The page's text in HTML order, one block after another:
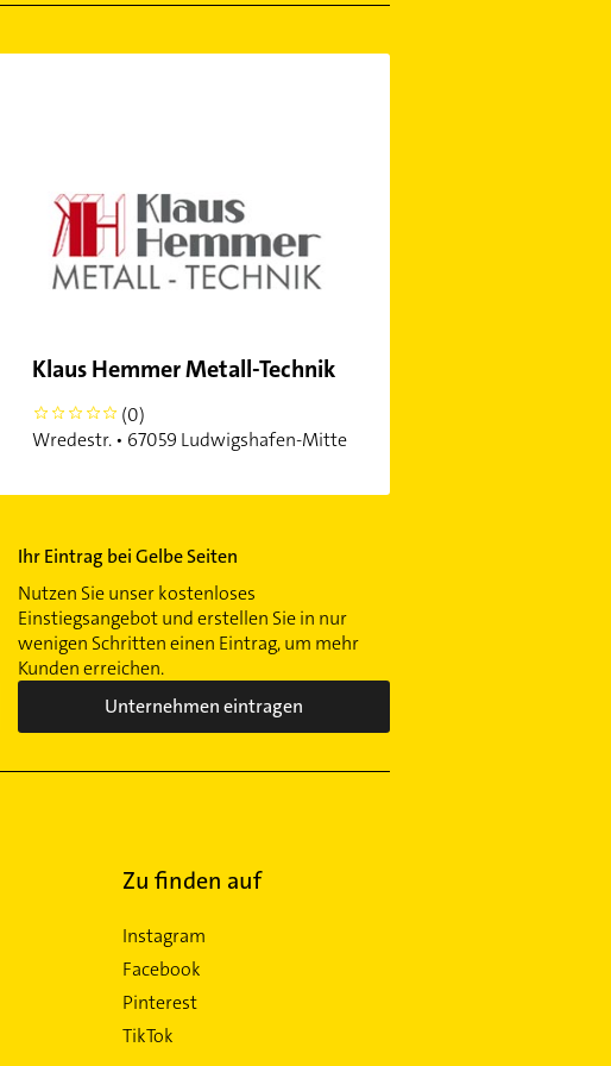
Klaus Hemmer Metall-Technik
0
(0)
Wredestr. • 67059 Ludwigshafen-Mitte
Ihr Eintrag bei Gelbe Seiten
Nutzen Sie unser kostenloses
Einstiegsangebot und erstellen Sie in nur
wenigen Schritten einen Eintrag, um mehr
Kunden erreichen.
Unternehmen eintragen
Zu finden auf
Instagram
Facebook
Pinterest
TikTok